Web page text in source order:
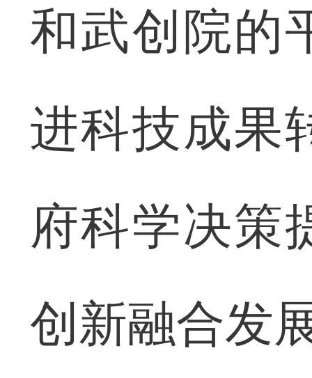
和武创院的
进科技成果
府科学决策
创新融合发